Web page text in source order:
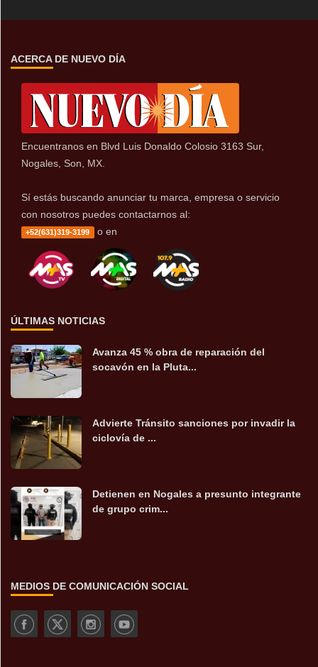
ACERCA DE NUEVO DÍA
Encuentranos en Blvd Luis Donaldo Colosio 3163 Sur,
Nogales, Son, MX.
Sí estás buscando anunciar tu marca, empresa o servicio
con nosotros puedes contactarnos al:
+52(631)319-3199 o en
ÚLTIMAS NOTICIAS
Avanza 45 % obra de reparación del
socavón en la Pluta...
Advierte Tránsito sanciones por invadir la
ciclovía de ...
Detienen en Nogales a presunto integrante
de grupo crim...
MEDIOS DE COMUNICACIÓN SOCIAL